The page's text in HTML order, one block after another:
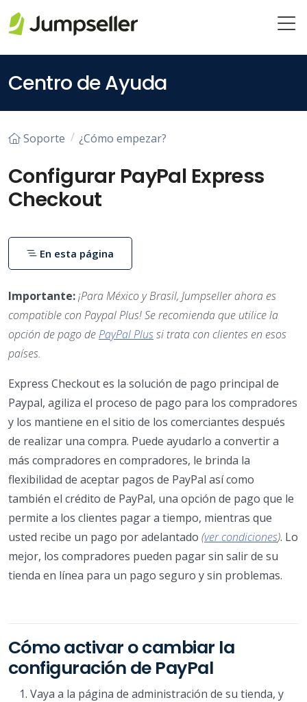
Centro de Ayuda
Soporte ¿Cómo empezar?
Configurar PayPal Express
Checkout
Importante:¡Para México y Brasil, Jumpseller ahora es
compatible con Paypal Plus! Se recomienda que utilice la
opción de pago dePayPal Plussi trata con clientes en esos
países.
Express Checkout es la solución de pago principal de
Paypal, agiliza el proceso de pago para los compradores
y los mantiene en el sitio de los comerciantes después
de realizar una compra. Puede ayudarlo a convertir a
más compradores en compradores, le brinda la
flexibilidad de aceptar pagos de PayPal así como
también el crédito de PayPal, una opción de pago que le
permite a los clientes pagar a tiempo, mientras que
usted recibe un pago por adelantado (ver condiciones). Lo
mejor, los compradores pueden pagar sin salir de su
tienda en línea para un pago seguro y sin problemas.
Cómo activar o cambiar la
configuración de PayPal
Vaya a la página de administración de su tienda, y
En esta página